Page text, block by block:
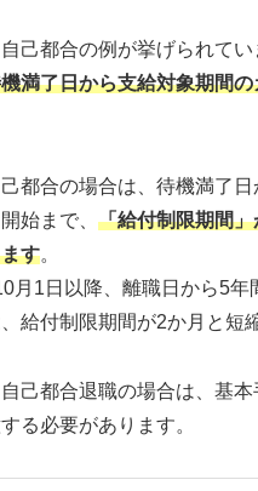
己都合の例が挙げられてい
満了日から支給対象期間
都合の場合は、待機満了
始まで、 「給付制限期間
す。
月1日以降、離職日から5年
給付制限期間が2か月と短
己都合退職の場合は、基
る必要があります。